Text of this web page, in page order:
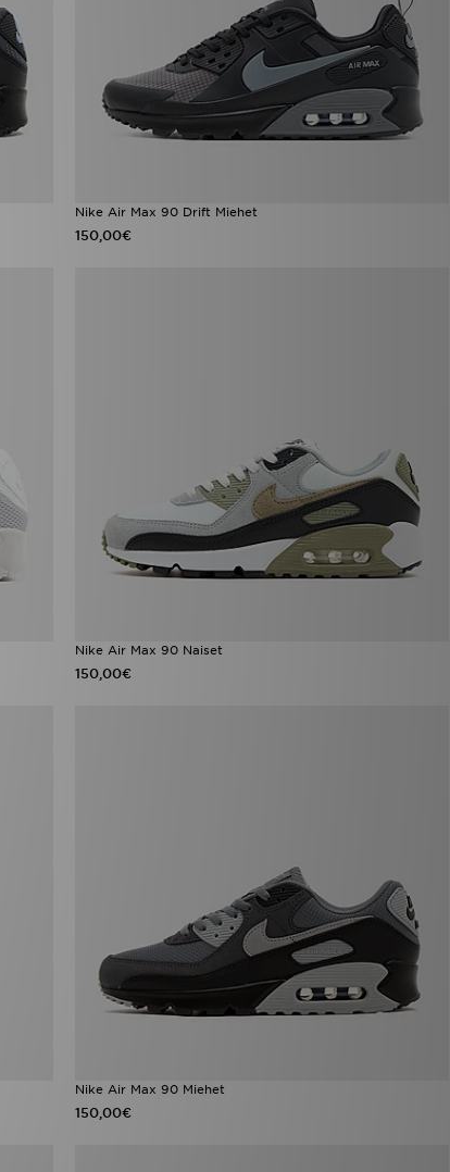
Nike Air Max 90 Drift Miehet
150,00€
Nike Air Max 90 Naiset
150,00€
Nike Air Max 90 Miehet
150,00€